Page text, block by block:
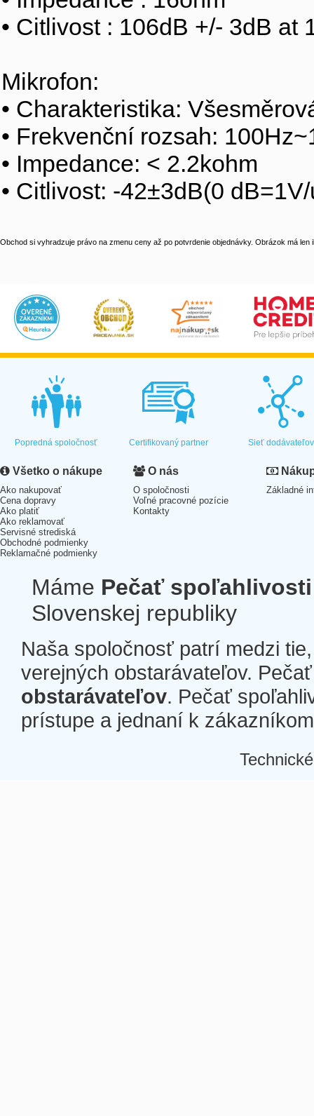
• Citlivost : 106dB +/- 3dB at
Mikrofon:
• Charakteristika:
• Frekvenční rozsah:
• Impedance: < 2.2kohm
• Citlivost: -42±3dB(0
Obchod si vyhradzuje právo na zmenu ceny až po potvrdenie objednávky. Obrázok má len
Popredná spoločnosť Certifikovaný partner Sieť dodávateľov
Všetko o nákupe
Ako nakupovať
Cena dopravy
Ako platiť
Ako reklamovať
Servisné strediská
Obchodné podmienky
Reklamačné podmienky
O nás
O spoločnosti
Voľné pracovné pozície
Kontakty
Základné
Máme Pečať spoľahlivosti
Slovenskej republiky
Naša spoločnosť patrí medzi
verejných obstarávateľov.
obstarávateľov. Pečať
prístupe a jednaní k